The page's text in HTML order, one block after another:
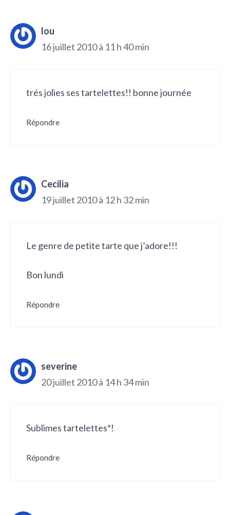
lou
16 juillet 2010 à 11 h 40 min
trés jolies ses tartelettes!! bonne journée
Répondre
Cecilia
19 juillet 2010 à 12 h 32 min
Le genre de petite tarte que j’adore!!!
Bon lundi
Répondre
severine
20 juillet 2010 à 14 h 34 min
Sublimes tartelettes*!
Répondre